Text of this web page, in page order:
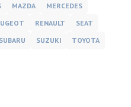
MAZDA
MERCEDES
RENAULT
SEAT
SUBARU SUZUKI
TOYOTA